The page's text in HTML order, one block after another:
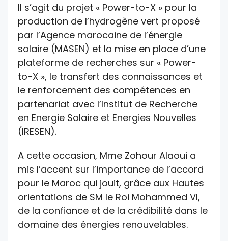
Il s’agit du projet « Power-to-X » pour la
production de l’hydrogène vert proposé
par l’Agence marocaine de l’énergie
solaire (MASEN) et la mise en place d’une
plateforme de recherches sur « Power-
to-X », le transfert des connaissances et
le renforcement des compétences en
partenariat avec l’Institut de Recherche
en Energie Solaire et Energies Nouvelles
(IRESEN).
A cette occasion, Mme Zohour Alaoui a
mis l’accent sur l’importance de l’accord
pour le Maroc qui jouit, grâce aux Hautes
orientations de SM le Roi Mohammed VI,
de la confiance et de la crédibilité dans le
domaine des énergies renouvelables.